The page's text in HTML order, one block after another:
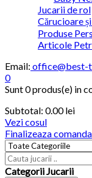
Jucarii de rol
Cărucioare
Produse
Articole
Email: office@best-
0
Sunt0 produs(e) in
Subtotal: 0.00 lei
Vezi cosul
Finalizeaza comanda
Categorii Jucarii